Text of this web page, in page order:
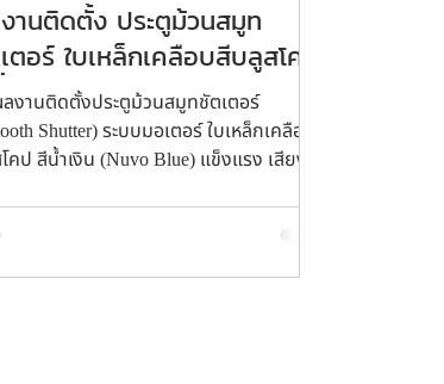
านติดตั้ง ประตูม้วนสมูท
ตอร์ ใบเหล็กเคลือบสีบลูสโคป
เงิน Nuvo Blue) ระบบ
ตอร์ บางบัวทอง จ.นนทบุรี
งานติดตั้งประตูม้วนสมูทชัตเตอร์
Shutter) ระบบมอเตอร์ ใบเหล็กเคลือบสี
คป สีน้ำเงิน (Nuvo Blue) แข็งแรง เสียง